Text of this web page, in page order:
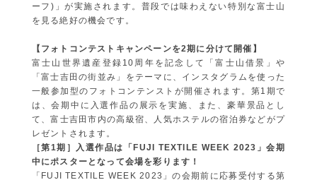
ーフ)」が実施されます。普段では味わえない特別な富士山
を見る絶好の機会です。
【フォトコンテストキャンペーンを2期に分けて開催】
富士山世界遺産登録10周年を記念して「富士山借景」や
「富士吉田の街並み」をテーマに、インスタグラムを使った
一般参加型のフォトコンテンストが開催されます。第1期で
は、会期中に入選作品の展示を実施、また、豪華景品とし
て、富士吉田市内の高級宿、人気ホステルの宿泊券などがプ
レゼントされます。
［第1期］入選作品は「FUJI TEXTILE WEEK 2023」会期
中にポスターとなって会場を彩ります！
「FUJI TEXTILE WEEK 2023」の会期前に応募受付する第